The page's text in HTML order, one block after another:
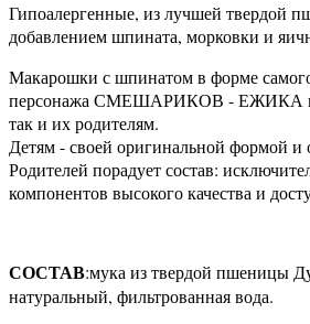
Гипоалергенные, из лучшей твердой
добавлением шпината, морковки и
Макарошки с шпинатом в форме
персонажа СМЕШАРИКОВ - ЕЖИКА
так и их родителям.
Детям - своей оригинальной формой
Родителей порадует состав:
компонентов высокого качества и
СОСТАВ:мука из твердой пшеницы
натуральный, фильтрованная вода.